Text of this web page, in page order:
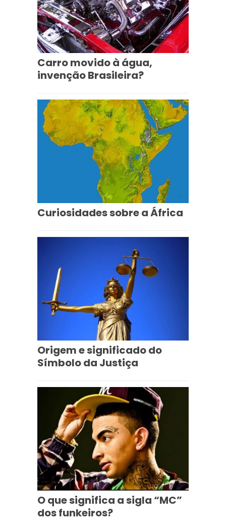
Carro movido à água,
invenção Brasileira?
Curiosidades sobre a África
Origem e significado do
Símbolo da Justiça
O que significa a sigla “MC”
dos funkeiros?